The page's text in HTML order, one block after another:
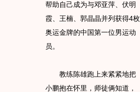
帮助自己成为与邓亚萍、伏明
霞、王楠、郭晶晶并列获得4枚
奥运金牌的中国第一位男运动
员。
教练陈雄跑上来紧紧地把
小鹏抱在怀里，师徒俩知道，